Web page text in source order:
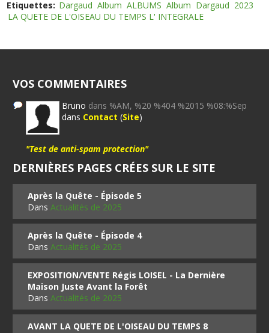
Etiquettes: Dargaud Album ALBUMS Album Dargaud 2023
LA QUETE DE L'OISEAU DU TEMPS L' INTEGRALE
VOS COMMENTAIRES
Bruno dans %AM, %20 %404 %2015 %08:%Sep
dans Contact (Site)
"Test de anti-spam protection"
DERNIÈRES PAGES CRÉES SUR LE SITE
Après la Quête - Épisode 5
DansActualités de 2025
Après la Quête - Épisode 4
DansActualités de 2025
EXPOSITION/VENTE Régis LOISEL - La Dernière
Maison Juste Avant la Forêt
DansActualités de 2025
AVANT LA QUETE DE L'OISEAU DU TEMPS 8